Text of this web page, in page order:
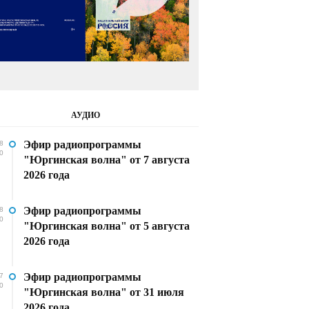
АУДИО
Эфир радиопрограммы
"Юргинская волна" от 7 августа
2026 года
Эфир радиопрограммы
"Юргинская волна" от 5 августа
2026 года
Эфир радиопрограммы
"Юргинская волна" от 31 июля